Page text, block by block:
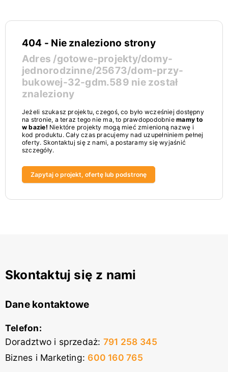
404 - Nie znaleziono strony
Adres /gotowe-projekty/domy-
jednorodzinne/25673/dom-przy-
bukowej-32-gdm.589 nie został
znaleziony
Jeżeli szukasz projektu, czegoś, co było wcześniej dostępny
na stronie, a teraz tego nie ma, to prawdopodobniemamy to
w bazie! Niektóre projekty mogą mieć zmienioną nazwę i
kod produktu. Cały czas pracujemy nad uzupełniniem pełnej
oferty. Skontaktuj się z nami, a postaramy się wyjaśnić
szczegóły.
Zapytaj o projekt, ofertę lub podstronę
Skontaktuj się z nami
Dane kontaktowe
Telefon:
Doradztwo i sprzedaż: 791 258 345
Biznes i Marketing: 600 160 765